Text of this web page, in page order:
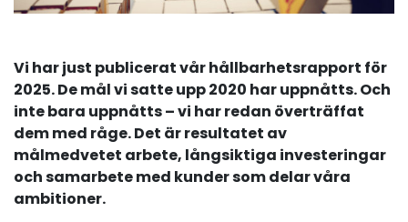
Vi har just publicerat vår hållbarhetsrapport för
2025. De mål vi satte upp 2020 har uppnåtts. Och
inte bara uppnåtts – vi har redan överträffat
dem med råge. Det är resultatet av
målmedvetet arbete, långsiktiga investeringar
och samarbete med kunder som delar våra
ambitioner.